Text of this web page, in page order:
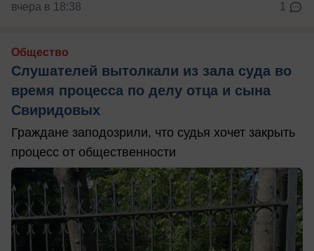
вчера в 18:38 1
Общество
Слушателей вытолкали из зала суда во
время процесса по делу отца и сына
Свиридовых
Граждане заподозрили, что судья хочет закрыть
процесс от общественности